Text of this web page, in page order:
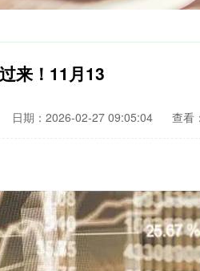
来！11月13
日期：2026-02-27 09:05:04 查看